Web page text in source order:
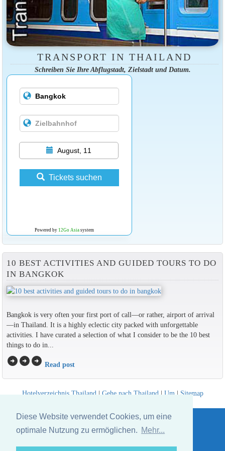
Diese Website verwendet Cookies, um eine
optimale Nutzung zu ermöglichen. Mehr...
TRANSPORT IN THAILAND
Schreiben Sie Ihre Abflugstadt, Zielstadt und Datum.
August, 11
Tickets suchen
Powered by 12Go Asiasystem
10 BEST ACTIVITIES AND GUIDED TOURS TO DO
IN BANGKOK
Bangkok is very often your first port of call—or rather, airport of arrival
—in Thailand. It is a highly eclectic city packed with unforgettable
activities. I have curated a selection of what I consider to be the 10 best
things to do in...
arrow_circle_rightarrow_circle_rightarrow_circle_right Read post
Hotelverzeichnis Thailand | Gehe nach Thailand | Um | Sitemap